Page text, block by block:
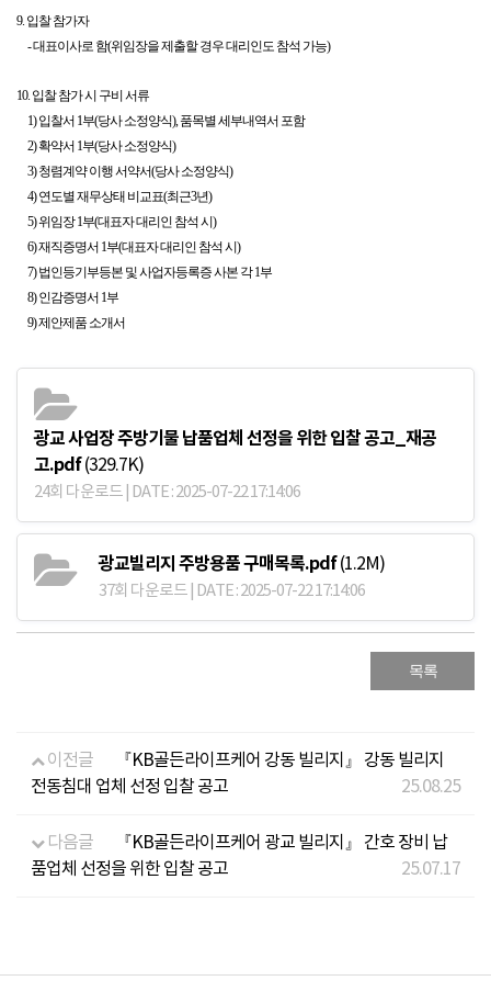
9. 입찰 참가자
-대표이사로 함(위임장을 제출할 경우 대리인도 참석 가능)
10. 입찰 참가 시 구비 서류
1)입찰서 1부(당사 소정양식),품목별 세부내역서 포함
2)확약서 1부(당사 소정양식)
3)청렴계약 이행 서약서(당사 소정양식)
4)연도별 재무상태 비교표(최근3년)
5)위임장1부(대표자 대리인 참석 시 )
6)재직증명서 1부(대표자 대리인 참석 시 )
7)법인등기부등본 및 사업자등록증 사본 각1부
8)인감증명서 1부
9)제안제품 소개서
광교 사업장 주방기물 납품업체 선정을 위한 입찰 공고_재공
고.pdf(329.7K)
24회 다운로드 | DATE : 2025-07-22 17:14:06
광교빌리지 주방용품 구매목록.pdf(1.2M)
37회 다운로드 | DATE : 2025-07-22 17:14:06
목록
이전글
『KB골든라이프케어 강동 빌리지』 강동 빌리지
전동침대 업체 선정 입찰 공고
25.08.25
다음글
『KB골든라이프케어 광교 빌리지』 간호 장비 납
품업체 선정을 위한 입찰 공고
25.07.17